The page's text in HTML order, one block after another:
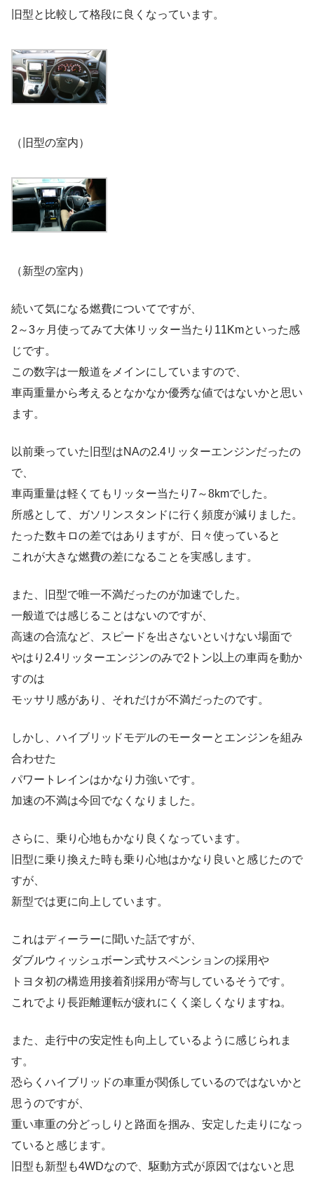
旧型と比較して格段に良くなっています。
（旧型の室内）
（新型の室内）
続いて気になる燃費についてですが、
2～3ヶ月使ってみて大体リッター当たり11Kmといった感
じです。
この数字は一般道をメインにしていますので、
車両重量から考えるとなかなか優秀な値ではないかと思い
ます。
以前乗っていた旧型はNAの2.4リッターエンジンだったの
で、
車両重量は軽くてもリッター当たり7～8kmでした。
所感として、ガソリンスタンドに行く頻度が減りました。
たった数キロの差ではありますが、日々使っていると
これが大きな燃費の差になることを実感します。
また、旧型で唯一不満だったのが加速でした。
一般道では感じることはないのですが、
高速の合流など、スピードを出さないといけない場面で
やはり2.4リッターエンジンのみで2トン以上の車両を動か
すのは
モッサリ感があり、それだけが不満だったのです。
しかし、ハイブリッドモデルのモーターとエンジンを組み
合わせた
パワートレインはかなり力強いです。
加速の不満は今回でなくなりました。
さらに、乗り心地もかなり良くなっています。
旧型に乗り換えた時も乗り心地はかなり良いと感じたので
すが、
新型では更に向上しています。
これはディーラーに聞いた話ですが、
ダブルウィッシュボーン式サスペンションの採用や
トヨタ初の構造用接着剤採用が寄与しているそうです。
これでより長距離運転が疲れにくく楽しくなりますね。
また、走行中の安定性も向上しているように感じられま
す。
恐らくハイブリッドの車重が関係しているのではないかと
思うのですが、
重い車重の分どっしりと路面を掴み、安定した走りになっ
ていると感じます。
旧型も新型も4WDなので、駆動方式が原因ではないと思